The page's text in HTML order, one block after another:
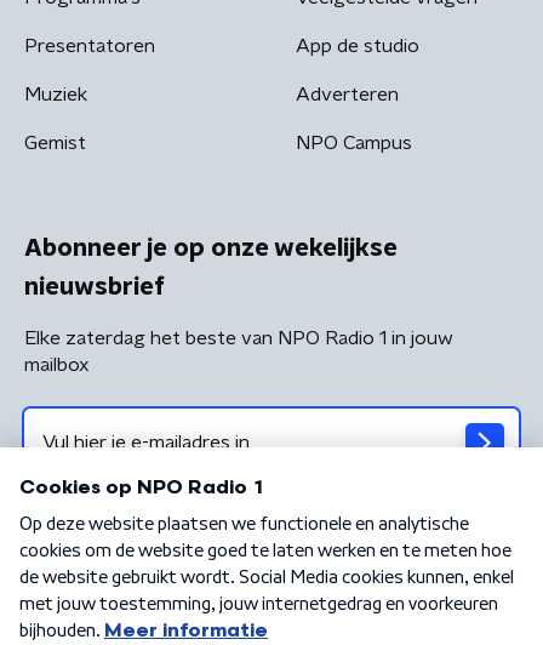
Presentatoren
Muziek
Gemist
App de studio
Adverteren
NPO Campus
Abonneer je op onze wekelijkse
nieuwsbrief
Elke zaterdag het beste van NPO Radio 1 in jouw
mailbox
Algemene voorwaarden